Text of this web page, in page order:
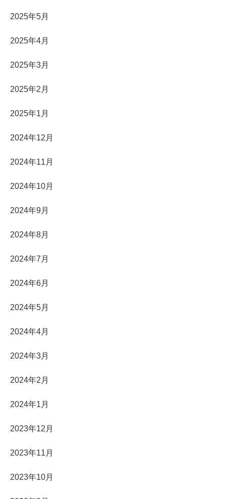
2025年5月
2025年4月
2025年3月
2025年2月
2025年1月
2024年12月
2024年11月
2024年10月
2024年9月
2024年8月
2024年7月
2024年6月
2024年5月
2024年4月
2024年3月
2024年2月
2024年1月
2023年12月
2023年11月
2023年10月